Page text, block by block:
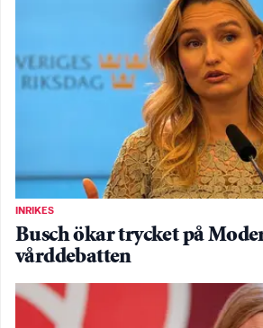
INRIKES
Busch ökar trycket på
vårddebatten